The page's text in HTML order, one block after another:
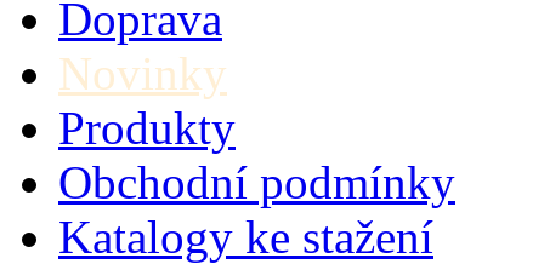
Doprava
Novinky
Produkty
Obchodní podmínky
Katalogy ke stažení